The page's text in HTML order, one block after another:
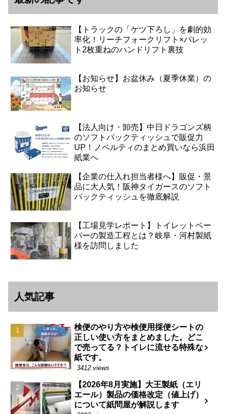
【トラックの「ケツ下ろし」を劇的効
率化！リーチフォークリフト×パレッ
ト2枚重ねのハンドリフト裏技
【お知らせ】お盆休み（夏季休業）の
お知らせ
【法人向け・卸売】中日ドラゴンズ柄
のソフトパックティッシュで販促力
UP！ノベルティのまとめ買いなら浜田
紙業へ
【企業の仕入れ担当者様へ】販促・景
品に大人気！阪神タイガースのソフト
パックティッシュを徹底解説
【工場見学レポート】トイレットペー
パーの製造工程とは？岐阜・河村製紙
様を訪問しました
人気記事
検便のやり方や検便用採便シートの
正しい使い方をまとめました。どこ
で売ってる？トイレに流せる特殊な
紙です。
3412 views
【2026年8月実施】大王製紙（エリ
エール）製品の価格改定（値上げ）
について紙問屋が解説します